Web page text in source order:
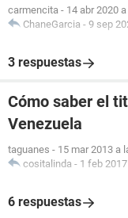
carmencita - 14 abr 2020
ChaneGarcia - 9 sep
3 respuestas
Cómo saber el
Venezuela
taguanes - 15 mar 2013 a
cositalinda - 1 feb
6 respuestas